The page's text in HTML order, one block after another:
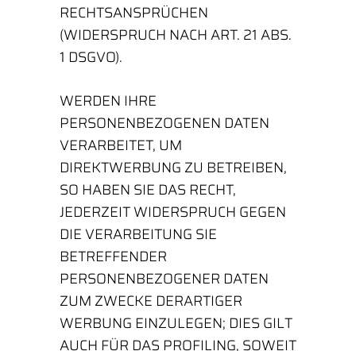
RECHTSANSPRÜCHEN
(WIDERSPRUCH NACH ART. 21 ABS.
1 DSGVO).
WERDEN IHRE
PERSONENBEZOGENEN DATEN
VERARBEITET, UM
DIREKTWERBUNG ZU BETREIBEN,
SO HABEN SIE DAS RECHT,
JEDERZEIT WIDERSPRUCH GEGEN
DIE VERARBEITUNG SIE
BETREFFENDER
PERSONENBEZOGENER DATEN
ZUM ZWECKE DERARTIGER
WERBUNG EINZULEGEN; DIES GILT
AUCH FÜR DAS PROFILING, SOWEIT